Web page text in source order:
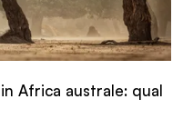
Africa australe: qual